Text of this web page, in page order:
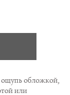
обложкой,
или